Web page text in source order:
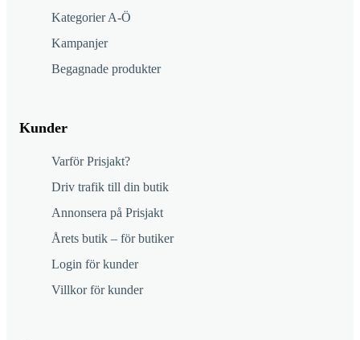
Kategorier A-Ö
Kampanjer
Begagnade produkter
Kunder
Varför Prisjakt?
Driv trafik till din butik
Annonsera på Prisjakt
Årets butik – för butiker
Login för kunder
Villkor för kunder